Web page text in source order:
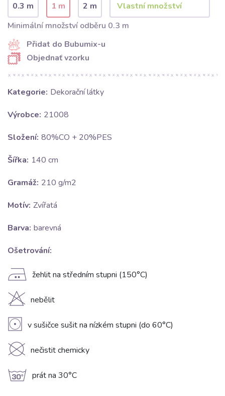
0.3 m 1 m
2 m
Minimální množství odběru 0.3 m
Přidat do Bubumix-u
Objednať vzorku
Kategorie: Dekorační látky
Výrobce: 21008
Složení: 80%CO + 20%PES
Šířka: 140 cm
Gramáž: 210 g/m2
Motív: Zvířatá
Barva: barevná
Ošetrování:
E žehlit na středním stupni (150°C)
H nebělit
V v sušičce sušit na nízkém stupni (do 60°C)
K nečistit chemicky
g prát na 30°C